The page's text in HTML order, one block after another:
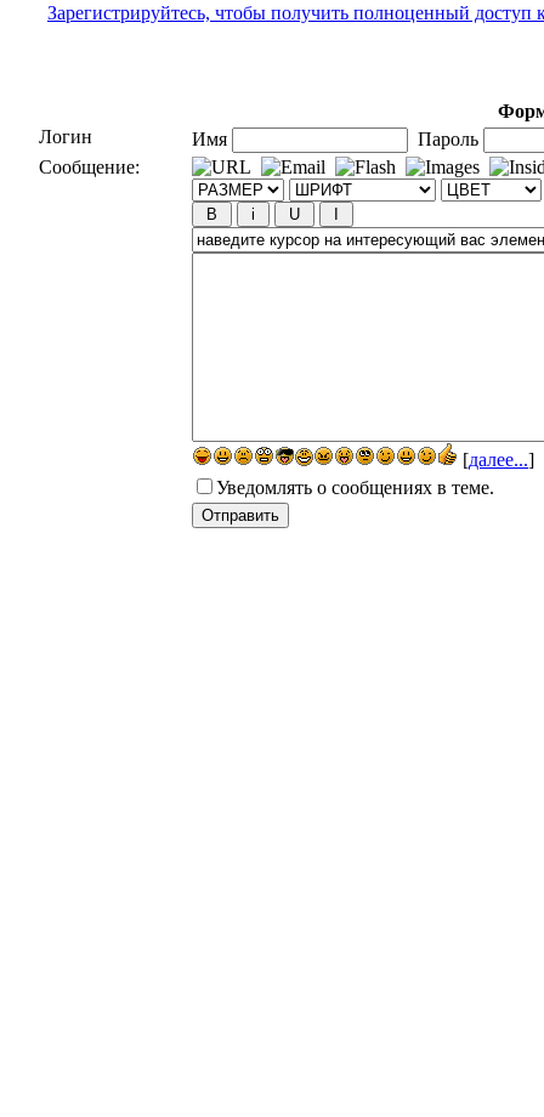
Зарегистрируйтесь, чтобы получить полноценный доступ
Логин
Имя
Пароль
Сообщение:
[далее...]
Уведомлять о сообщениях в теме.